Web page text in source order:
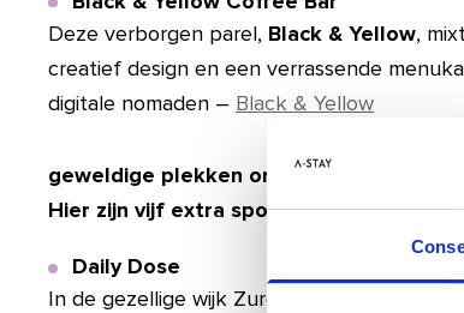
Deze verborgen parel, Black & Yellow,
creatief design en een verrassende
digitale nomaden – Black & Yellow
geweldige plekken om te ontdekken.
Hier zijn vijf extra spots die je zeker
Daily Dose
In de gezellige wijk Zurenborg vind je